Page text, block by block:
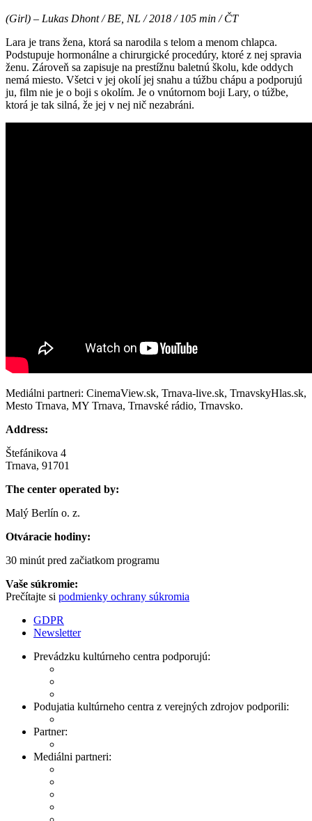
(Girl) – Lukas Dhont / BE, NL / 2018 / 105 min / ČT
Lara je trans žena, ktorá sa narodila s telom a menom chlapca.
Podstupuje hormonálne a chirurgické procedúry, ktoré z nej spravia
ženu. Zároveň sa zapisuje na prestížnu baletnú školu, kde oddych
nemá miesto. Všetci v jej okolí jej snahu a túžbu chápu a podporujú
ju, film nie je o boji s okolím. Je o vnútornom boji Lary, o túžbe,
ktorá je tak silná, že jej v nej nič nezabráni.
Mediálni partneri: CinemaView.sk, Trnava-live.sk, TrnavskyHlas.sk,
Mesto Trnava, MY Trnava, Trnavské rádio, Trnavsko.
Address:
Štefánikova 4
Trnava, 91701
The center operated by:
Malý Berlín o. z.
Otváracie hodiny:
30 minút pred začiatkom programu
Vaše súkromie:
Prečítajte si podmienky ochrany súkromia
GDPR
Newsletter
Prevádzku kultúrneho centra podporujú:
Podujatia kultúrneho centra z verejných zdrojov podporili:
Partner:
Mediálni partneri: